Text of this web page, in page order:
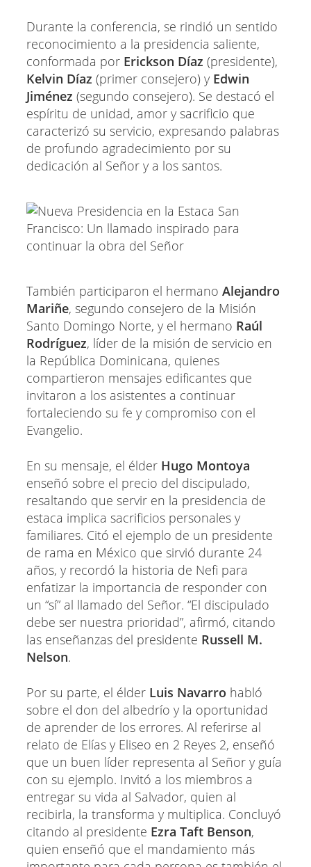
Durante la conferencia, se rindió un sentido
reconocimiento a la presidencia saliente,
conformada por Erickson Díaz (presidente),
Kelvin Díaz (primer consejero) y Edwin
Jiménez (segundo consejero). Se destacó el
espíritu de unidad, amor y sacrificio que
caracterizó su servicio, expresando palabras
de profundo agradecimiento por su
dedicación al Señor y a los santos.
También participaron el hermano Alejandro
Mariñe, segundo consejero de la Misión
Santo Domingo Norte, y el hermano Raúl
Rodríguez, líder de la misión de servicio en
la República Dominicana, quienes
compartieron mensajes edificantes que
invitaron a los asistentes a continuar
fortaleciendo su fe y compromiso con el
Evangelio.
En su mensaje, el élder Hugo Montoya
enseñó sobre el precio del discipulado,
resaltando que servir en la presidencia de
estaca implica sacrificios personales y
familiares. Citó el ejemplo de un presidente
de rama en México que sirvió durante 24
años, y recordó la historia de Nefi para
enfatizar la importancia de responder con
un “sí” al llamado del Señor. “El discipulado
debe ser nuestra prioridad”, afirmó, citando
las enseñanzas del presidente Russell M.
Nelson.
Por su parte, el élder Luis Navarro habló
sobre el don del albedrío y la oportunidad
de aprender de los errores. Al referirse al
relato de Elías y Eliseo en 2 Reyes 2, enseñó
que un buen líder representa al Señor y guía
con su ejemplo. Invitó a los miembros a
entregar su vida al Salvador, quien al
recibirla, la transforma y multiplica. Concluyó
citando al presidente Ezra Taft Benson,
quien enseñó que el mandamiento más